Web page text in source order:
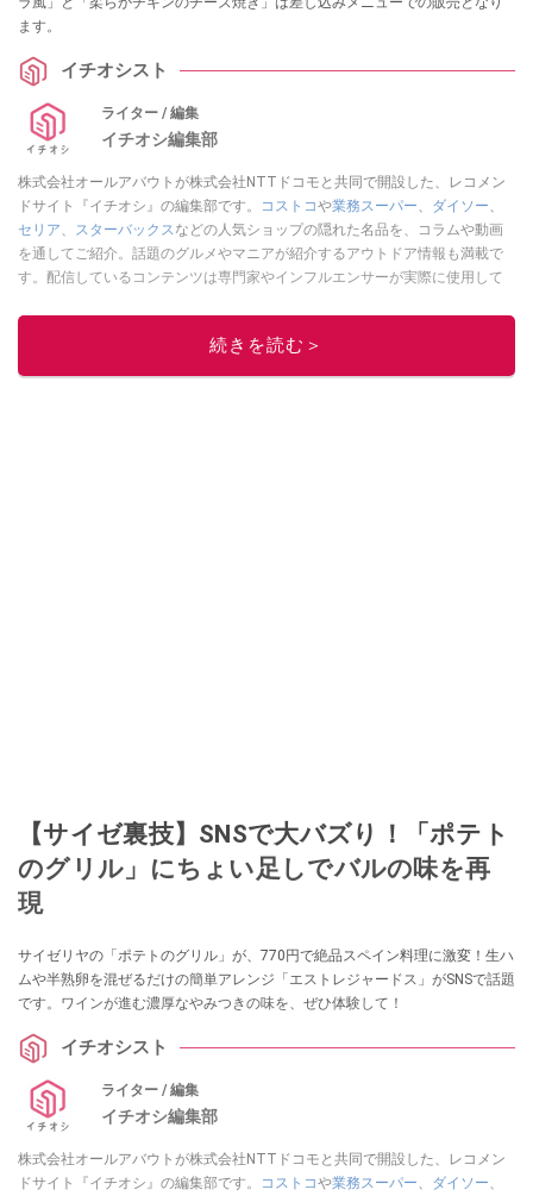
ます。
イチオシスト
ライター / 編集
イチオシ編集部
株式会社オールアバウトが株式会社NTTドコモと共同で開設した、レコメン
ドサイト『イチオシ』の編集部です。
コストコや業務スーパー ダイソー
セリア
スターバックス などの人気ショップの隠れた名品を、コラムや動画
を通してご紹介。話題のグルメやマニアが紹介するアウトドア情報も満載で
す。配信しているコンテンツは専門家やインフルエンサーが実際に使用して
ニュースでフォロー
続きを読む＞
【サイゼ裏技】SNSで大バズり！「ポテト
のグリル」にちょい足しでバルの味を再
現
サイゼリヤの「ポテトのグリル」が、770円で絶品スペイン料理に激変！生ハ
ムや半熟卵を混ぜるだけの簡単アレンジ「エストレジャードス」がSNSで話題
です。ワインが進む濃厚なやみつきの味を、ぜひ体験して！
イチオシスト
ライター / 編集
イチオシ編集部
株式会社オールアバウトが株式会社NTTドコモと共同で開設した、レコメン
ドサイト『イチオシ』の編集部です。
コストコや業務スーパー ダイソー